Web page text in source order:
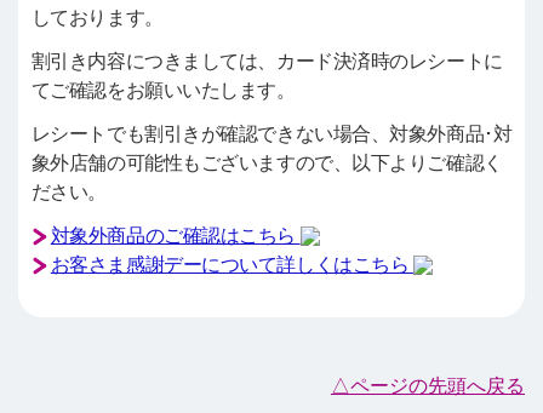
しております。
割引き内容につきましては、カード決済時のレシートに
てご確認をお願いいたします。
レシートでも割引きが確認できない場合、対象外商品･対
象外店舗の可能性もございますので、以下よりご確認く
ださい。
対象外商品のご確認はこちら
お客さま感謝デーについて詳しくはこちら
△ページの先頭へ戻る